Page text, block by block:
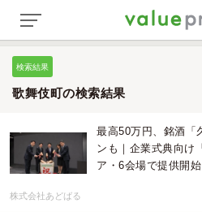
検索結果
歌舞伎町の検索結果
最高50万円、銘酒「
ンも｜企業式典向け
ア・6会場で提供開始
株式会社あどばる